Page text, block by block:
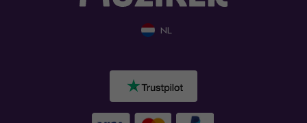
NL